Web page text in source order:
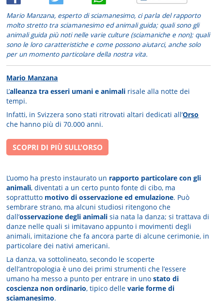
Mario Manzana, esperto di sciamanesimo, ci parla del rapporto
molto stretto tra sciamanesimo ed animali guida; quali sono gli
animali guida più noti nelle varie culture (sciamaniche e non); quali
sono le loro caratteristiche e come possono aiutarci, anche solo
per un momento particolare della nostra vita.
Mario Manzana
L’alleanza tra esseri umani e animali risale alla notte dei
tempi.
Infatti, in Svizzera sono stati ritrovati altari dedicati all’Orso
che hanno più di 70.000 anni.
SCOPRI DI PIÙ SULL'ORSO
L’uomo ha presto instaurato un rapporto particolare con gli
animali, diventati a un certo punto fonte di cibo, ma
soprattutto motivo di osservazione ed emulazione. Può
sembrare strano, ma alcuni studiosi ritengono che
dall’osservazione degli animali sia nata la danza; si trattava di
danze nelle quali si imitavano appunto i movimenti degli
animali, imitazione che fa ancora parte di alcune cerimonie, in
particolare dei nativi americani.
La danza, va sottolineato, secondo le scoperte
dell’antropologia è uno dei primi strumenti che l’essere
umano ha messo a punto per entrare in unostato di
coscienza non ordinario, tipico dellevarie forme di
sciamanesimo.